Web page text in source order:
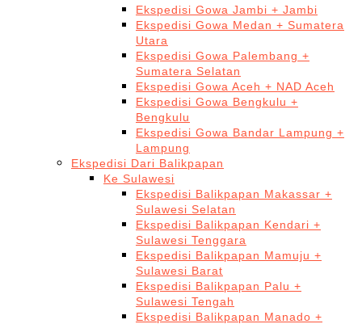
Ekspedisi Gowa Jambi + Jambi
Ekspedisi Gowa Medan + Sumatera
Utara
Ekspedisi Gowa Palembang +
Sumatera Selatan
Ekspedisi Gowa Aceh + NAD Aceh
Ekspedisi Gowa Bengkulu +
Bengkulu
Ekspedisi Gowa Bandar Lampung +
Lampung
Ekspedisi Dari Balikpapan
Ke Sulawesi
Ekspedisi Balikpapan Makassar +
Sulawesi Selatan
Ekspedisi Balikpapan Kendari +
Sulawesi Tenggara
Ekspedisi Balikpapan Mamuju +
Sulawesi Barat
Ekspedisi Balikpapan Palu +
Sulawesi Tengah
Ekspedisi Balikpapan Manado +